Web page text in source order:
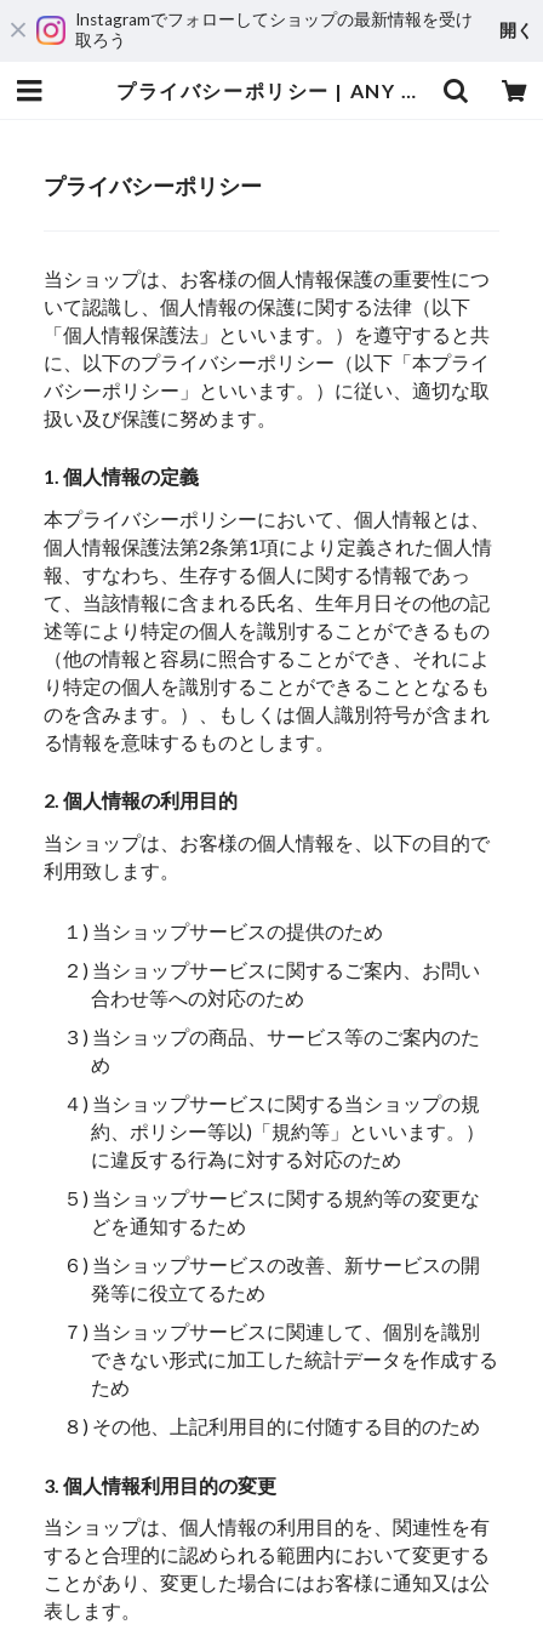
Instagramでフォローしてショップの最新情報を受け
取ろう
開く
プライバシーポリシー | ANY B&B+COFFEE | Nara, Japan
プライバシーポリシー
当ショップは、お客様の個人情報保護の重要性につ
いて認識し、個人情報の保護に関する法律（以下
「個人情報保護法」といいます。）を遵守すると共
に、以下のプライバシーポリシー（以下「本プライ
バシーポリシー」といいます。）に従い、適切な取
扱い及び保護に努めます。
1. 個人情報の定義
本プライバシーポリシーにおいて、個人情報とは、
個人情報保護法第2条第1項により定義された個人情
報、すなわち、生存する個人に関する情報であっ
て、当該情報に含まれる氏名、生年月日その他の記
述等により特定の個人を識別することができるもの
（他の情報と容易に照合することができ、それによ
り特定の個人を識別することができることとなるも
のを含みます。）、もしくは個人識別符号が含まれ
る情報を意味するものとします。
2. 個人情報の利用目的
当ショップは、お客様の個人情報を、以下の目的で
利用致します。
１) 当ショップサービスの提供のため
２) 当ショップサービスに関するご案内、お問い
合わせ等への対応のため
３) 当ショップの商品、サービス等のご案内のた
め
４) 当ショップサービスに関する当ショップの規
約、ポリシー等以)「規約等」といいます。）
に違反する行為に対する対応のため
５) 当ショップサービスに関する規約等の変更な
どを通知するため
６) 当ショップサービスの改善、新サービスの開
発等に役立てるため
７) 当ショップサービスに関連して、個別を識別
できない形式に加工した統計データを作成する
ため
８) その他、上記利用目的に付随する目的のため
3. 個人情報利用目的の変更
当ショップは、個人情報の利用目的を、関連性を有
すると合理的に認められる範囲内において変更する
ことがあり、変更した場合にはお客様に通知又は公
表します。